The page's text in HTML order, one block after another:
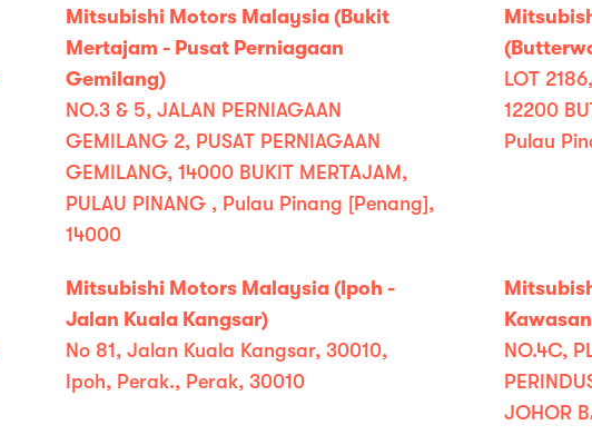
Mitsubishi Motors Malaysia (Bukit
Mertajam - Pusat Perniagaan
Gemilang)
NO.3 & 5, JALAN PERNIAGAAN
GEMILANG 2, PUSAT PERNIAGAAN
GEMILANG, 14000 BUKIT MERTAJAM,
PULAU PINANG , Pulau Pinang [Penang],
14000
LOT
12200
Pulau
Mitsubishi Motors Malaysia (Ipoh -
Jalan Kuala Kangsar)
No 81, Jalan Kuala Kangsar, 30010,
Ipoh, Perak., Perak, 30010
NO.4C,
JOHOR